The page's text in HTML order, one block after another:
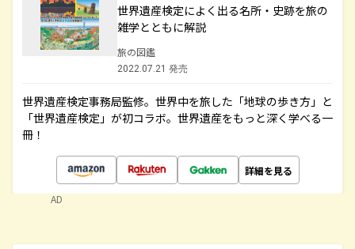
世界遺産検定によく出る名所・史跡を旅の
雑学とともに解説
旅の図鑑
2022.07.21 発売
世界遺産検定事務局監修。世界中を旅した「地球の歩き方」と
「世界遺産検定」が初コラボ。世界遺産をもっと深く学べる一
冊！
詳細を見る
AD